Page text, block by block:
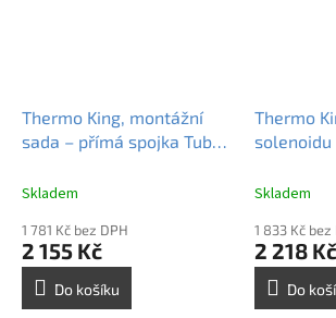
Thermo King, montážní
sada – přímá spojka Tube-
portem, 512451
Skladem
1 781 Kč bez DPH
2 155 Kč
Do košíku
Thermo
solenoidu
Skladem
1 833 Kč bez
2 218 Kč
Do